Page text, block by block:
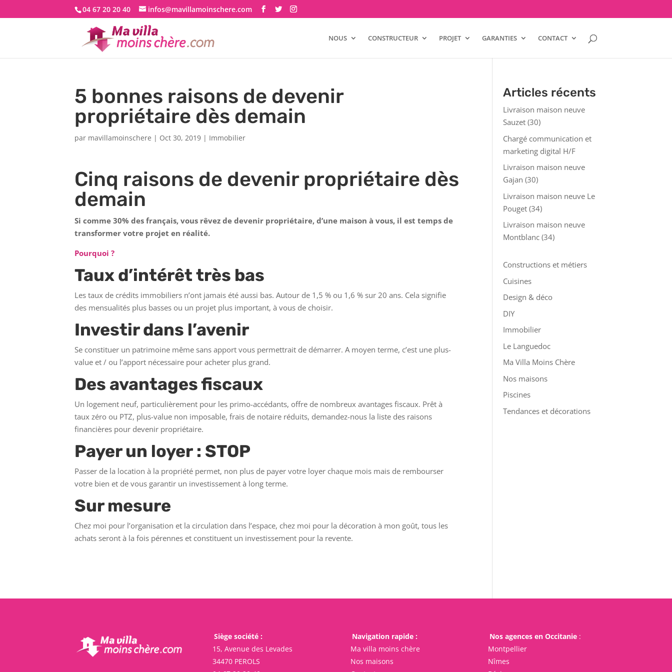
04 67 20 20 40 infos@mavillamoinschere.com
NOUS CONSTRUCTEUR PROJET GARANTIES CONTACT
5 bonnes raisons de devenir
propriétaire dès demain
par mavillamoinschere | Oct 30, 2019 | Immobilier
Cinq raisons de devenir propriétaire dès
demain
Si comme 30% des français, vous rêvez de devenir propriétaire, d’une maison à vous, il est temps de
transformer votre projet en réalité.
Pourquoi ?
Taux d’intérêt très bas
Les taux de crédits immobiliers n’ont jamais été aussi bas. Autour de 1,5 % ou 1,6 % sur 20 ans. Cela signifie
des mensualités plus basses ou un projet plus important, à vous de choisir.
Investir dans l’avenir
Se constituer un patrimoine même sans apport vous permettrait de démarrer. A moyen terme, c’est une plus-
value et / ou l’apport nécessaire pour acheter plus grand.
Des avantages fiscaux
Un logement neuf, particulièrement pour les primo-accédants, offre de nombreux avantages fiscaux. Prêt à
taux zéro ou PTZ, plus-value non imposable, frais de notaire réduits, demandez-nous la liste des raisons
financières pour devenir propriétaire.
Payer un loyer : STOP
Passer de la location à la propriété permet, non plus de payer votre loyer chaque mois mais de rembourser
votre bien et de vous garantir un investissement à long terme.
Sur mesure
Chez moi pour l’organisation et la circulation dans l’espace, chez moi pour la décoration à mon goût, tous les
achats seront à la fois pérennes et constituent un investissement pour la revente.
Articles récents
Livraison maison neuve
Sauzet (30)
Chargé communication et
marketing digital H/F
Livraison maison neuve
Gajan (30)
Livraison maison neuve Le
Pouget (34)
Livraison maison neuve
Montblanc (34)
Constructions et métiers
Cuisines
Design & déco
DIY
Immobilier
Le Languedoc
Ma Villa Moins Chère
Nos maisons
Piscines
Tendances et décorations
Siège société :
15, Avenue des Levades
34470 PEROLS
Navigation rapide :
Ma villa moins chère
Nos maisons
Nos agences en Occitanie :
Montpellier
Nîmes